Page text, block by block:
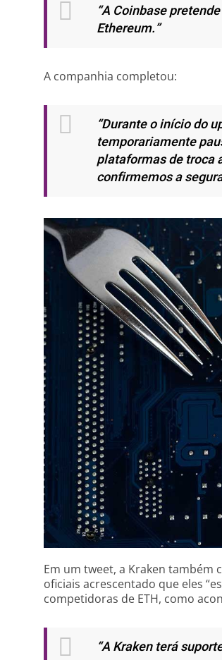
“A Coinbase
Ethereum.”
A companhia completou:
“Durante o início do
temporariamente
plataformas de troca
confirmemos a
Em um tweet, a Kraken
oficiais acrescentado que eles
competidoras de ETH, como
“A Kraken terá